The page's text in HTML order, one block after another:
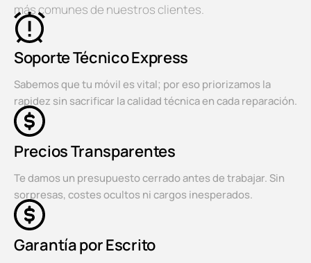
más comunes de nuestros clientes.
Soporte Técnico Express
Sabemos que tu móvil es vital; por eso priorizamos la
rapidez sin sacrificar la calidad técnica en cada reparación.
Precios Transparentes
Te damos un presupuesto cerrado antes de trabajar. Sin
sorpresas, costes ocultos ni cargos inesperados.
Garantía por Escrito